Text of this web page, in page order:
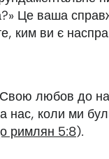
Це ваша
ким ви є
Свою любов до
нас, коли ми
римлян 5:8).